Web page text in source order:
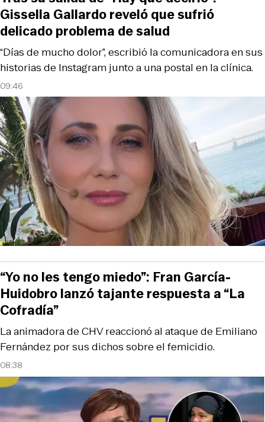
09:46
“Días de mucho dolor”, escribió la comunicadora en sus
historias de Instagram junto a una postal en la clínica.
Gissella Gallardo reveló que sufrió
delicado problema de salud
08:38
La animadora de CHV reaccionó al ataque de Emiliano
Fernández por sus dichos sobre el femicidio.
“Yo no les tengo miedo”: Fran García-
Huidobro lanzó tajante respuesta a “La
Cofradía”